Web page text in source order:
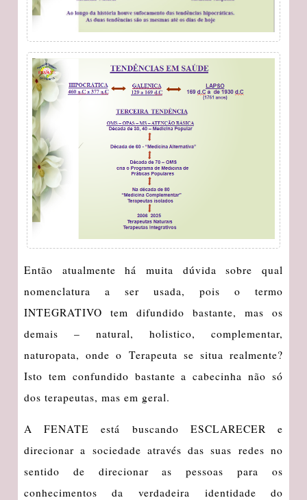
Então atualmente há muita dúvida sobre qual
nomenclatura a ser usada, pois o termo
INTEGRATIVO tem difundido bastante, mas os
demais – natural, holistico, complementar,
naturopata, onde o Terapeuta se situa realmente?
Isto tem confundido bastante a cabecinha não só
dos terapeutas, mas em geral.
A FENATE está buscando ESCLARECER e
direcionar a sociedade através das suas redes no
sentido de direcionar as pessoas para os
conhecimentos da verdadeira identidade do